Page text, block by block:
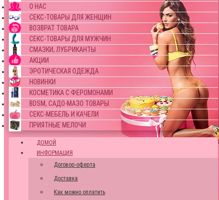
О НАС
СЕКС-ТОВАРЫ ДЛЯ ЖЕНЩИН
ВОЗВРАТ ТОВАРА
СЕКС-ТОВАРЫ ДЛЯ МУЖЧИН
СМАЗКИ, ЛУБРИКАНТЫ
АКЦИИ
ЭРОТИЧЕСКАЯ ОДЕЖДА
НОВИНКИ
КОСМЕТИКА С ФЕРОМОНАМИ
BDSM, САДО-МАЗО ТОВАРЫ
СЕКС-МЕБЕЛЬ И КАЧЕЛИ
ПРИЯТНЫЕ МЕЛОЧИ
ДОМОЙ
ИНФОРМАЦИЯ
Договор-оферта
Доставка
Как можно оплатить